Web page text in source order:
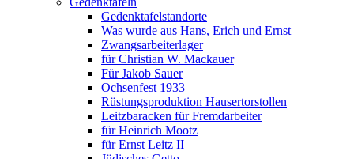
Gedenktafelstandorte
Was wurde aus Hans, Erich und Ernst
Zwangsarbeiterlager
für Christian W. Mackauer
Für Jakob Sauer
Ochsenfest 1933
Rüstungsproduktion Hausertorstollen
Leitzbaracken für Fremdarbeiter
für Heinrich Mootz
für Ernst Leitz II